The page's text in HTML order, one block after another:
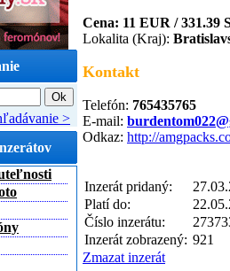
>
Cena: 11 EUR / 331.39
Lokalita (Kraj):
Kontakt
Telefón: 765435765
E-mail:
Odkaz: http://
Inzerát pridaný:
Platí do:
Číslo inzerátu:
Inzerát zobrazený: 921
Zmazat inzerát